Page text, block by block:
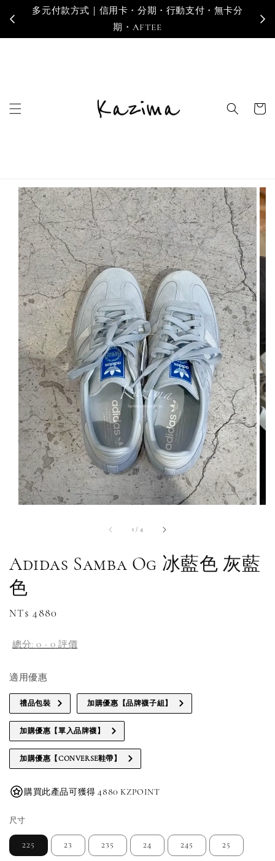
多元付款方式｜信用卡・分期・行動支付・無卡分
期・AFTEE
寄
1 / 4
Adidas Samba Og 冰藍色 灰藍
色
Regular
NT$ 4880
總分:0 - 0 評價
適用優惠
禮品包裝 加購優惠【品牌襪子組】
加購優惠【單入品牌襪】
加購優惠【CONVERSE鞋帶】
購買此產品可獲得 4880 KZPOINT
尺寸
225 23 235 24 245 25